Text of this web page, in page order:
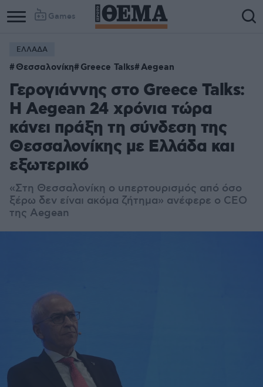
Games
ΕΛΛΑΔΑ
Θεσσαλονίκη Greece Talks Aegean
Γερογιάννης στο Greece Talks:
Η Aegean 24 χρόνια τώρα
κάνει πράξη τη σύνδεση της
Θεσσαλονίκης με Ελλάδα και
εξωτερικό
«Στη Θεσσαλονίκη ο υπερτουρισμός από όσο
ξέρω δεν είναι ακόμα ζήτημα» ανέφερε ο CEO
της Aegean